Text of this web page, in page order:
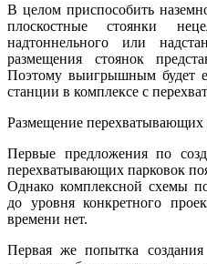
В целом приспособить
плоскостные стоянки
надтоннельного или
размещения стоянок
Поэтому выигрышным будет
станции в комплексе с
Размещение перехватывающих
Первые предложения по
перехватывающих парковок
Однако комплексной схемы
до уровня конкретного
времени нет.
Первая же попытка